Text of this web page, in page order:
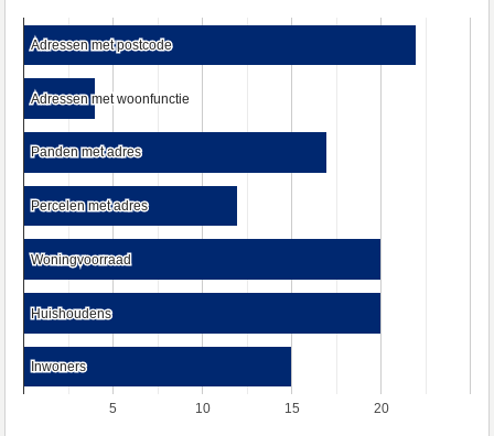
5 10 15 20
Adressen met postcode
Adressen met postcode
Adressen met woonfunctie
Adressen met woonfunctie
Panden met adres
Panden met adres
Percelen met adres
Percelen met adres
Woningvoorraad
Woningvoorraad
Huishoudens
Huishoudens
Inwoners
Inwoners